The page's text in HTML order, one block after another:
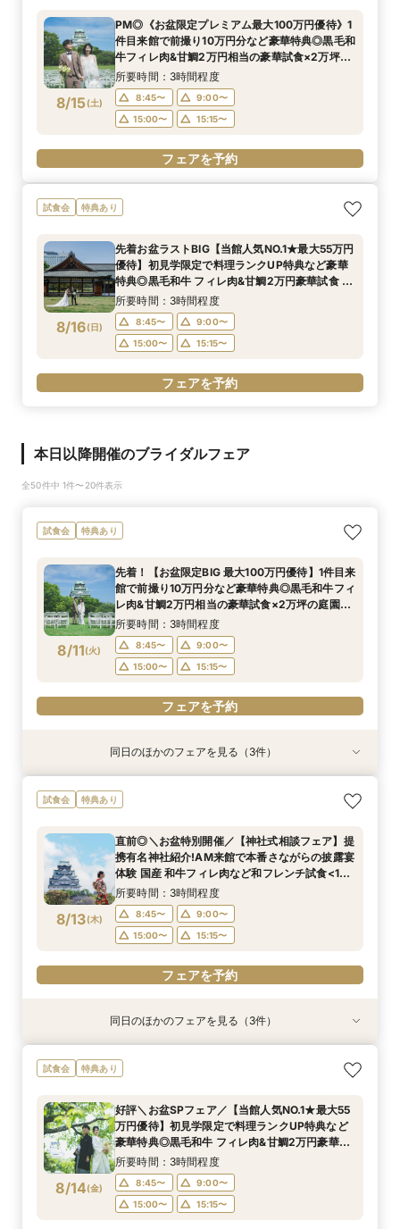
8/15(土)
PM◎《お盆限定プレミアム最大100万円優待》1
件目来館で前撮り10万円分など豪華特典◎黒毛和
牛フィレ肉&甘鯛2万円相当の豪華試食×2万坪の
庭園+迎賓館の見学ツアー
所要時間：3時間程度
8:45〜
9:00〜
15:00〜
15:15〜
フェアを予約
試食会 特典あり
8/16(日)
先着お盆ラストBIG【当館人気NO.1★最大55万円
優待】初見学限定で料理ランクUP特典など豪華
特典◎黒毛和牛 フィレ肉&甘鯛2万円豪華試食 非
公開茶室で和抹茶体験 庭園+迎賓館の見学ツアー
所要時間：3時間程度
8:45〜
9:00〜
15:00〜
15:15〜
フェアを予約
本日以降開催のブライダルフェア
全50件中 1件〜20件表示
試食会 特典あり
8/11(火)
先着！【お盆限定BIG 最大100万円優待】1件目来
館で前撮り10万円分など豪華特典◎黒毛和牛フィ
レ肉&甘鯛2万円相当の豪華試食×2万坪の庭園
+迎賓館の見学ツアー
所要時間：3時間程度
8:45〜
9:00〜
15:00〜
15:15〜
フェアを予約
特典あり
8/11 火)
好評！ガーデン挙式丸わかり◎2万坪の庭園満喫
×オリジナルウェディング庭園&会場見学×国産和
所要時間：3時間程度
8:45〜
9:00〜
15:00〜
15:15〜
フェアを予約
特典あり
8/11 火)
【料理重視の方へおすすめ】組数限定◆グラン
シェフ豊後昌幸が手掛ける黒毛和牛etc2万円相
所要時間：3時間程度
8:45〜
9:00〜
15:00〜
15:15〜
フェアを予約
特典あり
8/11 火)
【神社式相談フェア】提携有名神社紹介!AM来館
で本番さながらの披露宴体験 国産 和牛フィレ肉
分特典>
所要時間：3時間程度
8:45〜
9:00〜
15:00〜
15:15〜
フェアを予約
同日のほかのフェアを見る（3件）
試食会 特典あり
8/13(木)
直前◎＼お盆特別開催／【神社式相談フェア】提
携有名神社紹介!AM来館で本番さながらの披露宴
体験 国産 和牛フィレ肉など和フレンチ試食<1件
目来館で前撮り10万円分特典>
所要時間：3時間程度
8:45〜
9:00〜
15:00〜
15:15〜
フェアを予約
特典あり
8/13( 木)
ガーデン挙式丸わかり◎2万坪の庭園満喫×オリ
ジナルウェディング庭園&会場見学×国産和牛
所要時間：3時間程度
8:45〜
9:00〜
15:00〜
15:15〜
フェアを予約
特典あり
8/13( 木)
【料理重視の方へおすすめ】組数限定◆グラン
シェフ豊後昌幸が手掛ける黒毛和牛etc2万円相
所要時間：3時間程度
8:45〜
9:00〜
15:00〜
15:15〜
フェアを予約
特典あり
8/13( 木)
【当館人気NO.1★最大55万円優待】甘鯛&黒毛和
牛など豪華試食×大阪城を望む庭園&迎賓館を見
典付きBIGフェア
所要時間：3時間程度
8:45〜
9:00〜
15:00〜
15:15〜
フェアを予約
同日のほかのフェアを見る（3件）
試食会 特典あり
8/14(金)
好評＼お盆SPフェア／【当館人気NO.1★最大55
万円優待】初見学限定で料理ランクUP特典など
豪華特典◎黒毛和牛 フィレ肉&甘鯛2万円豪華試
食 非公開茶室で和抹茶体験 庭園+迎賓館の見学
ツアー
所要時間：3時間程度
8:45〜
9:00〜
15:00〜
15:15〜